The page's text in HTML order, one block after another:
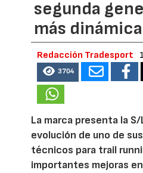
segunda
más
Redacción Tradesport
3704
La marca presenta la
evolución de uno de
técnicos para trail
importantes mejoras